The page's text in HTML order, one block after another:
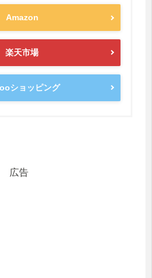
Amazon
楽天市場
ショッピング
広告